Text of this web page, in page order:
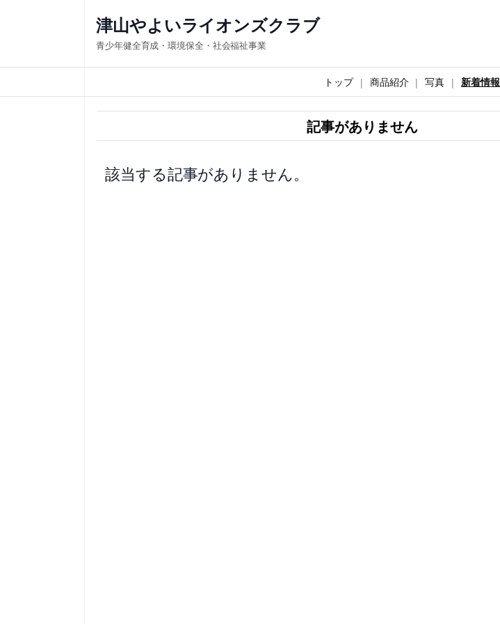
ス
キ
津山やよいライオンズクラブ
青少年健全育成・環境保全・社会福祉事業
トップ 商品紹介 写真 新着情報
記事がありません
該当する記事がありません。